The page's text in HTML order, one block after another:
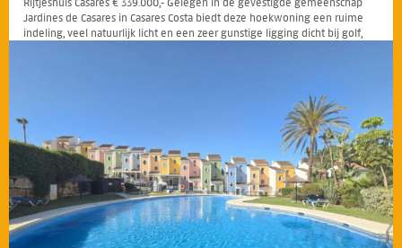
Jardines de Casares in Casares Costa biedt deze hoekwoning een ruime
indeling, veel natuurlijk licht en een zeer gunstige ligging dicht bij golf,